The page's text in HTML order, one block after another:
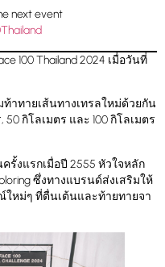
next event
100 Thailand 2024 เมื่อวันที่
าทายเส้นทางเทรลใหม่ด้วยกัน
50 กิโลเมตร และ 100 กิโลเมตร
ครั้งแรกเมื่อปี 2555 หัวใจหลัก
ซึ่งทางแบรนด์ส่งเสริมให้
หม่ๆ ที่ตื่นเต้นและท้ายทายจา